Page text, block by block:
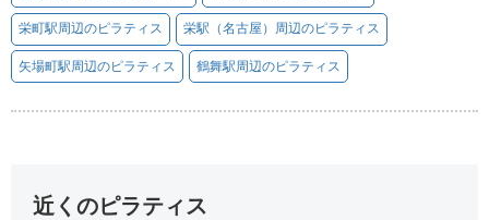
栄町駅周辺のピラティス 栄駅（名古屋）周辺のピラティス
矢場町駅周辺のピラティス 鶴舞駅周辺のピラティス
近くのピラティス